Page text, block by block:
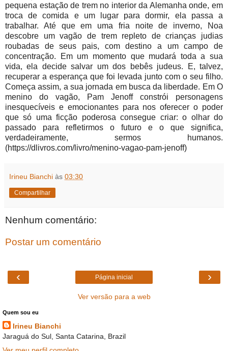
pequena estação de trem no interior da Alemanha onde, em
troca de comida e um lugar para dormir, ela passa a
trabalhar. Até que em uma fria noite de inverno, Noa
descobre um vagão de trem repleto de crianças judias
roubadas de seus pais, com destino a um campo de
concentração. Em um momento que mudará toda a sua
vida, ela decide salvar um dos bebês judeus. E, talvez,
recuperar a esperança que foi levada junto com o seu filho.
Começa assim, a sua jornada em busca da liberdade. Em O
menino do vagão, Pam Jenoff constrói personagens
inesquecíveis e emocionantes para nos oferecer o poder
que só uma ficção poderosa consegue criar: o olhar do
passado para refletirmos o futuro e o que significa,
verdadeiramente, sermos humanos.
(https://dlivros.com/livro/menino-vagao-pam-jenoff)
Irineu Bianchi às 03:30
Compartilhar
Nenhum comentário:
Postar um comentário
‹ ›
Página inicial
Ver versão para a web
Quem sou eu
Irineu Bianchi
Jaraguá do Sul, Santa Catarina, Brazil